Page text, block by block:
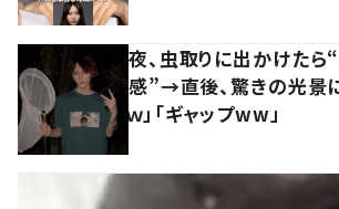
夜、虫取りに出かけた
感”→直後、驚きの光景
ｗ」「ギャップww」